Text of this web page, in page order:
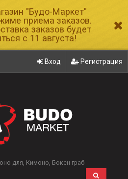
"Будо-Маркет"
приема заказов.
заказов будет
с 11 августа!
Вход Регистрация
для Кимоно Бокен граб